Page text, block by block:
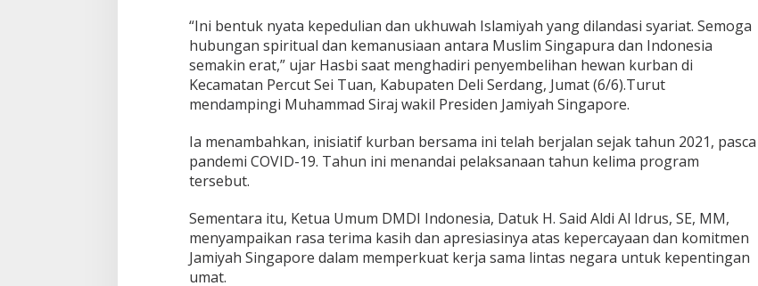
e
s
i
a
S
a
u
r
6
0
0
“Ini bentuk nyata kepedulian dan ukhuwah Islamiyah yang dilandasi syariat. Semoga
hubungan spiritual dan kemanusiaan antara Muslim Singapura dan Indonesia
semakin erat,” ujar Hasbi saat menghadiri penyembelihan hewan kurban di
Kecamatan Percut Sei Tuan, Kabupaten Deli Serdang, Jumat (6/6).Turut
mendampingi Muhammad Siraj wakil Presiden Jamiyah Singapore.
Ia menambahkan, inisiatif kurban bersama ini telah berjalan sejak tahun 2021, pasca
pandemi COVID-19. Tahun ini menandai pelaksanaan tahun kelima program
tersebut.
Sementara itu, Ketua Umum DMDI Indonesia, Datuk H. Said Aldi Al Idrus, SE, MM,
menyampaikan rasa terima kasih dan apresiasinya atas kepercayaan dan komitmen
Jamiyah Singapore dalam memperkuat kerja sama lintas negara untuk kepentingan
umat.